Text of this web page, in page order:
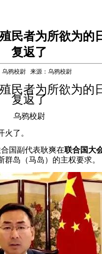
民者为所欲为的
复返了
乌鸦校尉 来源：乌鸦校尉
民者为所欲为的
复返了
乌鸦校尉
了。
国副代表耿爽在联合国大
群岛（马岛）的主权要求。